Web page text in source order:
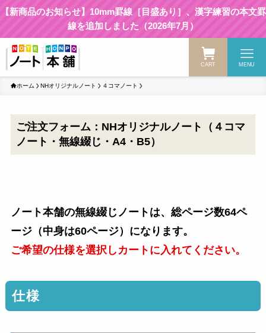
【新商品のお知らせ】10mm罫線［目盛あり］、漢字練習の本文罫
線を追加しました（2026年7月）
CART MENU
ホーム NHオリジナルノート ４コマノート
ご注文フォーム：NHオリジナルノート（４コマ
ノート・無線綴じ・A4・B5）
ノート本舗の無線綴じノートは、総ページ数64ペ
ージ（中身は60ページ）になります。
ご希望の仕様を選択しカートに入れてください。
仕様